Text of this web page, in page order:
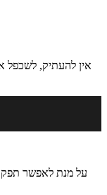
אין להעתיק, לשכפל